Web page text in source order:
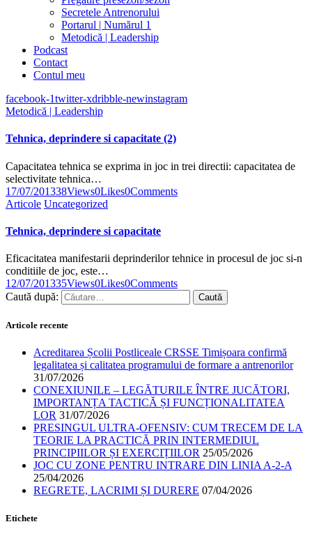
Secretele Antrenorului
Portarul | Numărul 1
Metodică | Leadership
Podcast
Contact
Contul meu
facebook-1twitter-xdribble-newinstagram
Metodică | Leadership
Tehnica, deprindere si capacitate (2)
Capacitatea tehnica se exprima in joc in trei directii: capacitatea de
selectivitate tehnica…
17/07/201338Views0Likes0Comments
Articole Uncategorized
Tehnica, deprindere si capacitate
Eficacitatea manifestarii deprinderilor tehnice in procesul de joc si-n
conditiile de joc, este…
12/07/201335Views0Likes0Comments
Caută după:
Articole recente
Acreditarea Școlii Postliceale CRSSE Timișoara confirmă
legalitatea și calitatea programului de formare a antrenorilor
31/07/2026
CONEXIUNILE – LEGĂTURILE ÎNTRE JUCĂTORI,
IMPORTANȚA TACTICĂ ȘI FUNCȚIONALITATEA
LOR 31/07/2026
PRESINGUL ULTRA-OFENSIV: CUM TRECEM DE LA
TEORIE LA PRACTICĂ PRIN INTERMEDIUL
PRINCIPIILOR ȘI EXERCIȚIILOR 25/05/2026
JOC CU ZONE PENTRU INTRARE DIN LINIA A-2-A
25/04/2026
REGRETE, LACRIMI ȘI DURERE 07/04/2026
Etichete